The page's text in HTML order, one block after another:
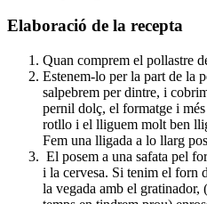
Elaboració de la recepta
Quan comprem el pollastre
Estenem-lo per la part de la
salpebrem per dintre, i
pernil dolç, el formatge i
rotllo i el lliguem molt ben
Fem una lligada a lo llarg
El posem a una safata pel
i la cervesa. Si tenim el forn
la vegada amb el gratinador,